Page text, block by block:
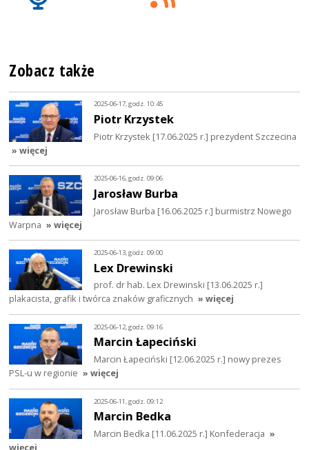
Zobacz także
2025-06-17, godz. 10:45
Piotr Krzystek
Piotr Krzystek [17.06.2025 r.] prezydent Szczecina
» więcej
2025-06-16, godz. 09:06
Jarosław Burba
Jarosław Burba [16.06.2025 r.] burmistrz Nowego
Warpna » więcej
2025-06-13, godz. 09:00
Lex Drewinski
prof. dr hab. Lex Drewinski [13.06.2025 r.]
plakacista, grafik i twórca znaków graficznych » więcej
2025-06-12, godz. 09:16
Marcin Łapeciński
Marcin Łapeciński [12.06.2025 r.] nowy prezes
PSL-u w regionie » więcej
2025-06-11, godz. 09:12
Marcin Bedka
Marcin Bedka [11.06.2025 r.] Konfederacja »
więcej